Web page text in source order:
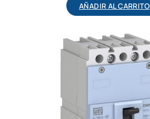
AÑADIR AL CARRITO